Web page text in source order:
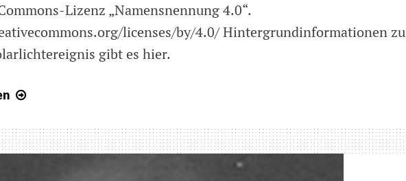
Lizenz „Namensnennung 4.0“.
licenses/by/4.0/ Hintergrundinformationen zu
gibt es hier.
19.01.2026